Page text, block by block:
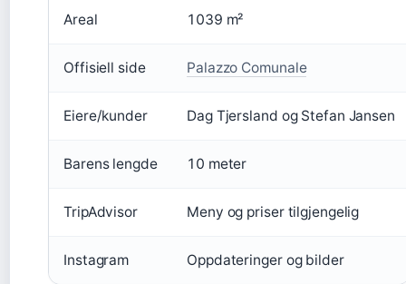
Areal 1039 m²
Offisiell side Palazzo Comunale
Eiere/kunder Dag Tjersland og Stefan Jansen
Barens lengde 10 meter
TripAdvisor Meny og priser tilgjengelig
Instagram Oppdateringer og bilder